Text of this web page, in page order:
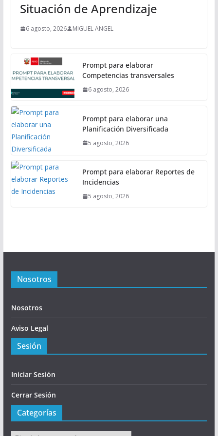
Situación de Aprendizaje
6 agosto, 2026 MIGUEL ANGEL
Prompt para elaborar
Competencias transversales
6 agosto, 2026
Prompt para elaborar una
Planificación Diversificada
5 agosto, 2026
Prompt para elaborar Reportes de
Incidencias
5 agosto, 2026
Nosotros
Nosotros
Aviso Legal
Sesión
Iniciar Sesión
Cerrar Sesión
Categorías